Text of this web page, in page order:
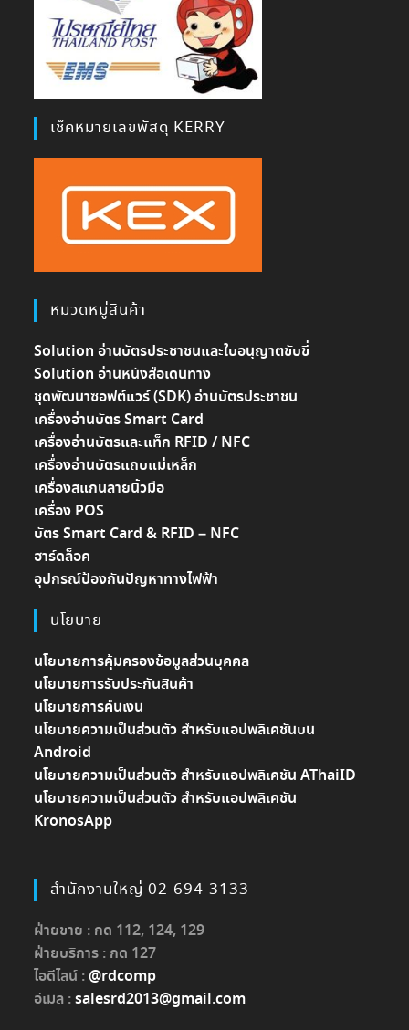
เช็คหมายเลขพัสดุ KERRY
หมวดหมู่สินค้า
Solution อ่านบัตรประชาชนและใบอนุญาตขับขี่
Solution อ่านหนังสือเดินทาง
ชุดพัฒนาซอฟต์แวร์ (SDK) อ่านบัตรประชาชน
เครื่องอ่านบัตร Smart Card
เครื่องอ่านบัตรและแท็ก RFID / NFC
เครื่องอ่านบัตรแถบแม่เหล็ก
เครื่องสแกนลายนิ้วมือ
เครื่อง POS
บัตร Smart Card & RFID – NFC
ฮาร์ดล็อค
อุปกรณ์ป้องกันปัญหาทางไฟฟ้า
นโยบาย
นโยบายการคุ้มครองข้อมูลส่วนบุคคล
นโยบายการรับประกันสินค้า
นโยบายการคืนเงิน
นโยบายความเป็นส่วนตัว สำหรับแอปพลิเคชันบน
Android
นโยบายความเป็นส่วนตัว สำหรับแอปพลิเคชัน AThaiID
นโยบายความเป็นส่วนตัว สำหรับแอปพลิเคชัน
KronosApp
สำนักงานใหญ่ 02-694-3133
ฝ่ายขาย : กด 112, 124, 129
ฝ่ายบริการ : กด 127
ไอดีไลน์ :@rdcomp
อีเมล :salesrd2013@gmail.com